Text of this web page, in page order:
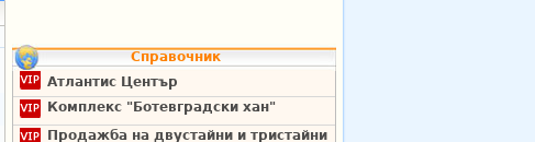
Справочник
Атлантис Център
Комплекс "Ботевградски хан"
Продажба на двустайни и тристайни